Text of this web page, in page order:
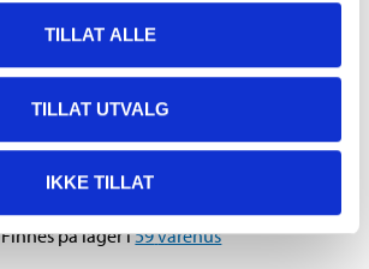
TILLAT ALLE
TILLAT UTVALG
IKKE TILLAT
27-0153
Finnes på lager i59varehus